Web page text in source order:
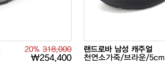
20% 318,000
₩254,400
랜드로바 남성 캐주얼
천연소가죽/브라운/5cm